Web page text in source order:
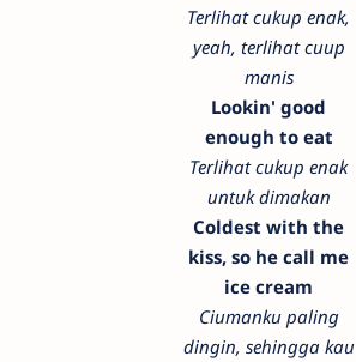
Terlihat cukup enak,
yeah, terlihat cuup
manis
Lookin' good
enough to eat
Terlihat cukup enak
untuk dimakan
Coldest with the
kiss, so he call me
ice cream
Ciumanku paling
dingin, sehingga kau